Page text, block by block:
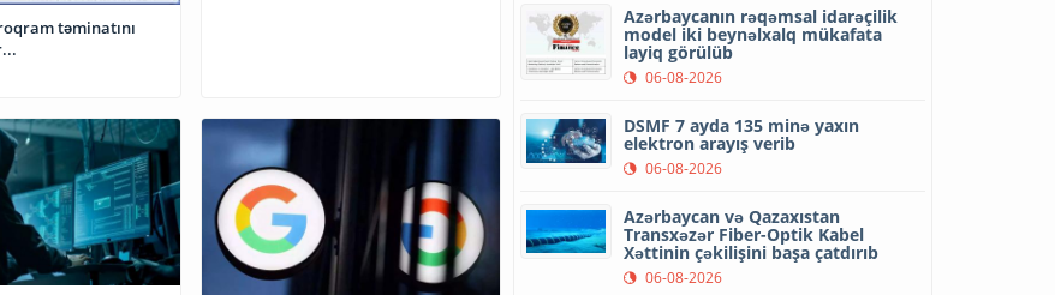
təminatını
Azərbaycanın rəqəmsal idarəçilik
model iki beynəlxalq mükafata
layiq görülüb
06-08-2026
DSMF 7 ayda 135 minə yaxın
elektron arayış verib
06-08-2026
Azərbaycan və Qazaxıstan
Transxəzər Fiber-Optik Kabel
Xəttinin çəkilişini başa çatdırıb
06-08-2026